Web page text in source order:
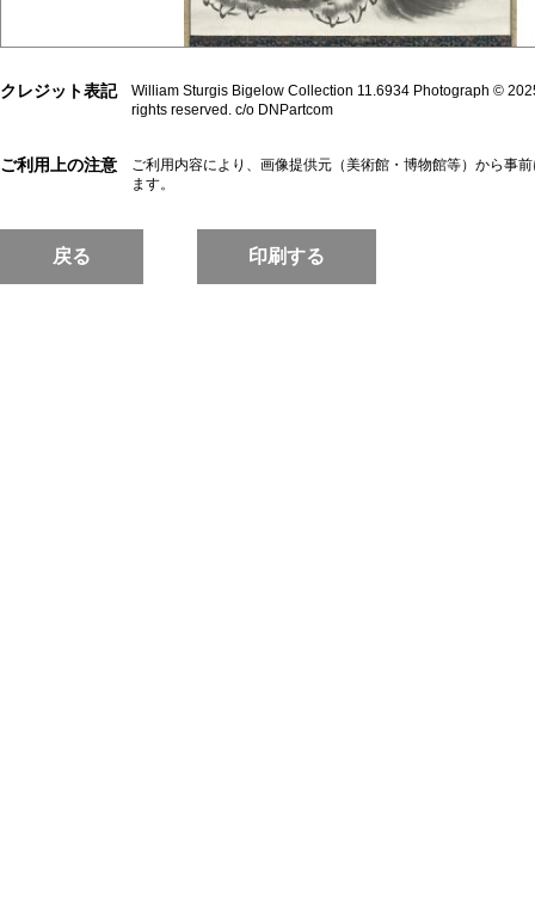
クレジット表記
William Sturgis Bigelow Collection 11.6934 Photograph ©
rights reserved. c/o DNPartcom
ご利用上の注意
ご利用内容により、画像提供元（美術館・博物館等）から事
ます。
戻る 印刷する